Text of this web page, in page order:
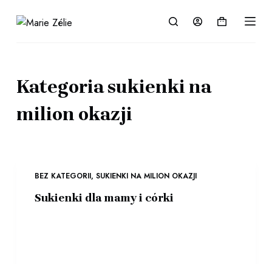
P
d
d
Koszyk
Kategoriasukienki na
milion okazji
BEZ KATEGORII, SUKIENKI NA MILION OKAZJI
Sukienki dla mamy i córki